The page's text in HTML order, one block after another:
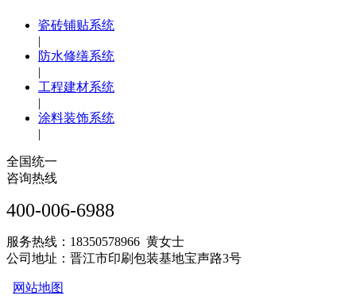
瓷砖铺贴系统
|
防水修缮系统
|
工程建材系统
|
涂料装饰系统
|
全国统一
咨询热线
400-006-6988
服务热线：18350578966 黄女士
公司地址：晋江市印刷包装基地宝声路3号
网站地图